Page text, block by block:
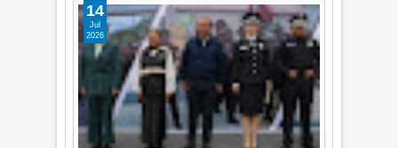
14
Jul
2026